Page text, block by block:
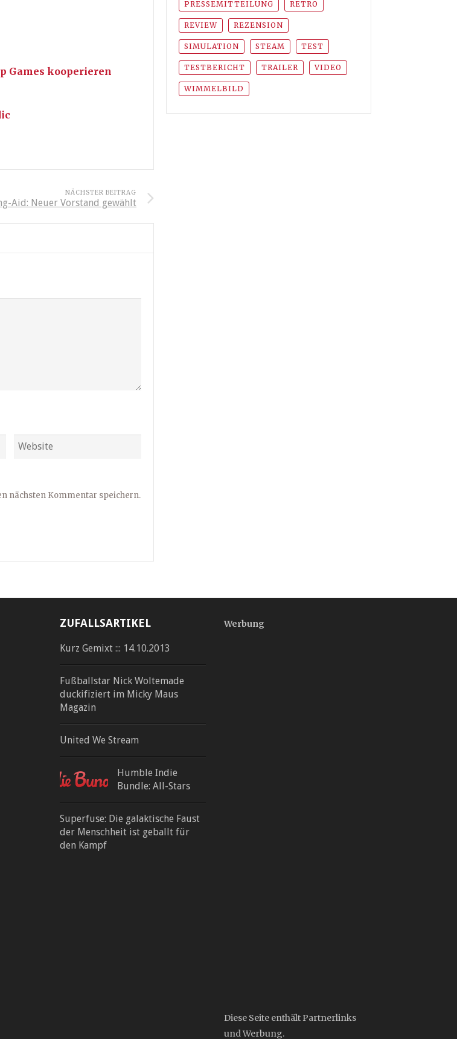
Games kooperieren
NÄCHSTER BEITRAG
Aid: Neuer Vorstand gewählt
nächsten Kommentar speichern.
PRESSEMITTEILUNG RETRO
REVIEW REZENSION
SIMULATION STEAM TEST
TESTBERICHT TRAILER VIDEO
WIMMELBILD
ZUFALLSARTIKEL
Kurz Gemixt ::: 14.10.2013
Fußballstar Nick Woltemade
duckifiziert im Micky Maus
Magazin
United We Stream
Humble Indie
Bundle: All-Stars
Superfuse: Die galaktische Faust
der Menschheit ist geballt für
den Kampf
Werbung
Diese Seite enthält Partnerlinks
und Werbung.